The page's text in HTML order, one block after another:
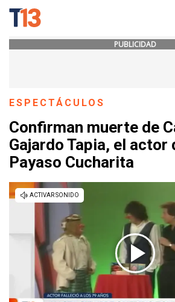
PUBLICIDAD
ESPECTÁCULOS
Confirman muerte de
Gajardo Tapia, el actor
Payaso Cucharita